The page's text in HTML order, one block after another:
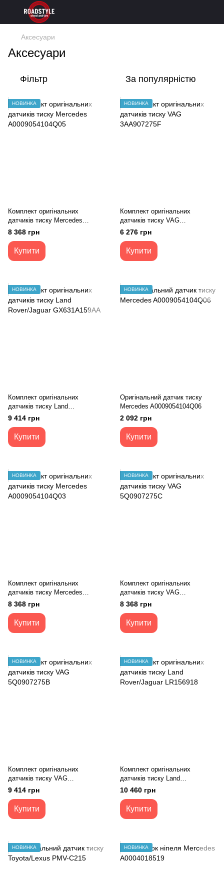
Аксесуари
Аксесуари
Фільтр За популярністю
НОВИНКА
Комплект оригінальних
датчиків тиску Mercedes
A0009054104Q05
8 368 грн
Купити
НОВИНКА
Комплект оригінальних
датчиків тиску VAG
3AA907275F
6 276 грн
Купити
НОВИНКА
Комплект оригінальних
датчиків тиску Land
Rover/Jaguar GX631A159AA
9 414 грн
Купити
НОВИНКА
Оригінальний датчик тиску
Mercedes A0009054104Q06
2 092 грн
Купити
НОВИНКА
Комплект оригінальних
датчиків тиску Mercedes
A0009054104Q03
8 368 грн
Купити
НОВИНКА
Комплект оригінальних
датчиків тиску VAG
5Q0907275C
8 368 грн
Купити
НОВИНКА
Комплект оригінальних
датчиків тиску VAG
5Q0907275B
9 414 грн
Купити
НОВИНКА
Комплект оригінальних
датчиків тиску Land
Rover/Jaguar LR156918
10 460 грн
Купити
НОВИНКА НОВИНКА